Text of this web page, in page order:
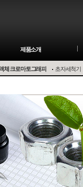
제품소개
체 크로마토그래피 초자세척기